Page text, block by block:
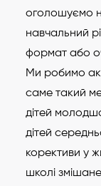
оголошуємо
навчальний
формат або
Ми робимо
саме такий
дітей
дітей
корективи у
школі